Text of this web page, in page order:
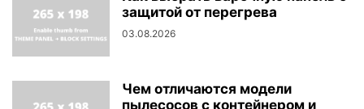
защитой от перегрева
03.08.2026
Чем отличаются модели
пылесосов с контейнером и